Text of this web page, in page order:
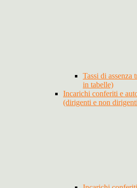
Tassi di assenza
in tabelle)
Incarichi conferiti e
(dirigenti e non